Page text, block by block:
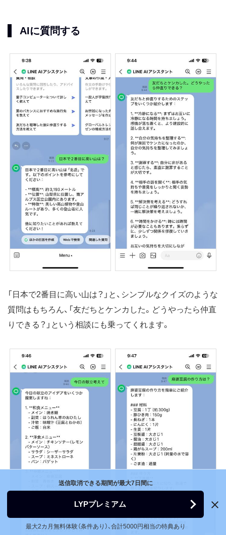
AIに質問する
「日本で2番目に高い山は？」と、シンプルなクイズのような
質問はもちろん、「友だちとケンカした。どうやったら仲直
りできる？」という相談にも乗ってくれます。
送信取消できる期間が最大7日間に
LYPプレミアム
最大2カ月無料体験（条件あり）、合計5000円相当の特典あり